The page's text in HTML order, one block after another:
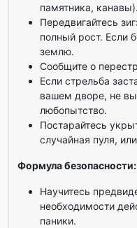
памятника, канавы).
Передвигайтесь
полный рост. Если
землю.
Сообщите о
Если стрельба
вашем дворе, не
любопытство.
Постарайтесь
случайная пуля,
Формула безопасности:
Научитесь
необходимости
паники.